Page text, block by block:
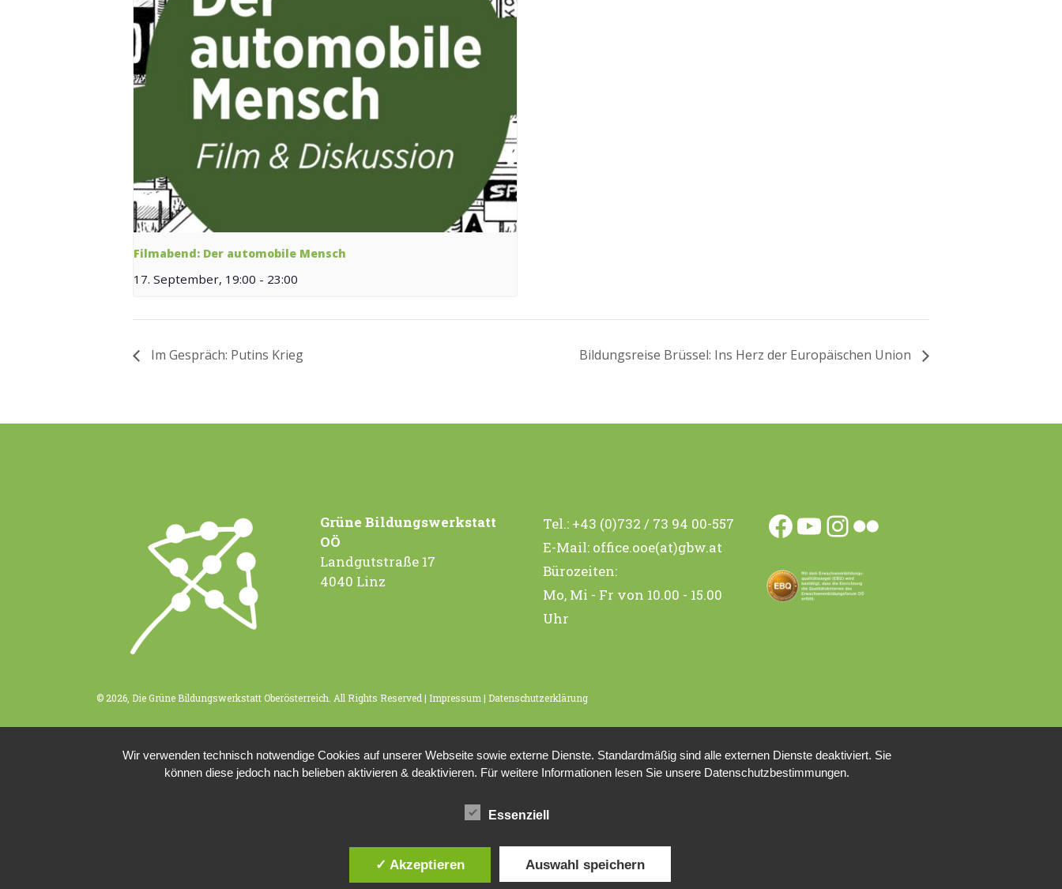
Filmabend: Der automobile Mensch
17. September, 19:00 - 23:00
Im Gespräch: Putins Krieg Bildungsreise Brüssel: Ins Herz der Europäischen Union
Grüne Bildungswerkstatt
OÖ
Landgutstraße 17
4040 Linz
Tel.: +43 (0)732 / 73 94 00-557
E-Mail: office.ooe(at)gbw.at
Bürozeiten:
Mo, Mi - Fr von 10.00 - 15.00
Uhr
Facebook
YouTube
Instagram
Flickr
© 2026, Die Grüne Bildungswerkstatt Oberösterreich. All Rights Reserved | Impressum| Datenschutzerklärung
Wir verwenden technisch notwendige Cookies auf unserer Webseite sowie externe Dienste. Standardmäßig sind alle externen Dienste deaktiviert. Sie
können diese jedoch nach belieben aktivieren & deaktivieren. Für weitere Informationen lesen Sie unsere Datenschutzbestimmungen.
Essenziell
✓ Akzeptieren Auswahl speichern